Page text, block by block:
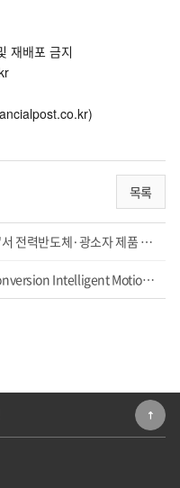
재배포 금지
목록
시지트로닉스, 'APWS 2024'서 전력반도체·광소자 제품 전시·홍보
PCIM Asia 2024 (Power Conversion Intelligent Motion) 참가